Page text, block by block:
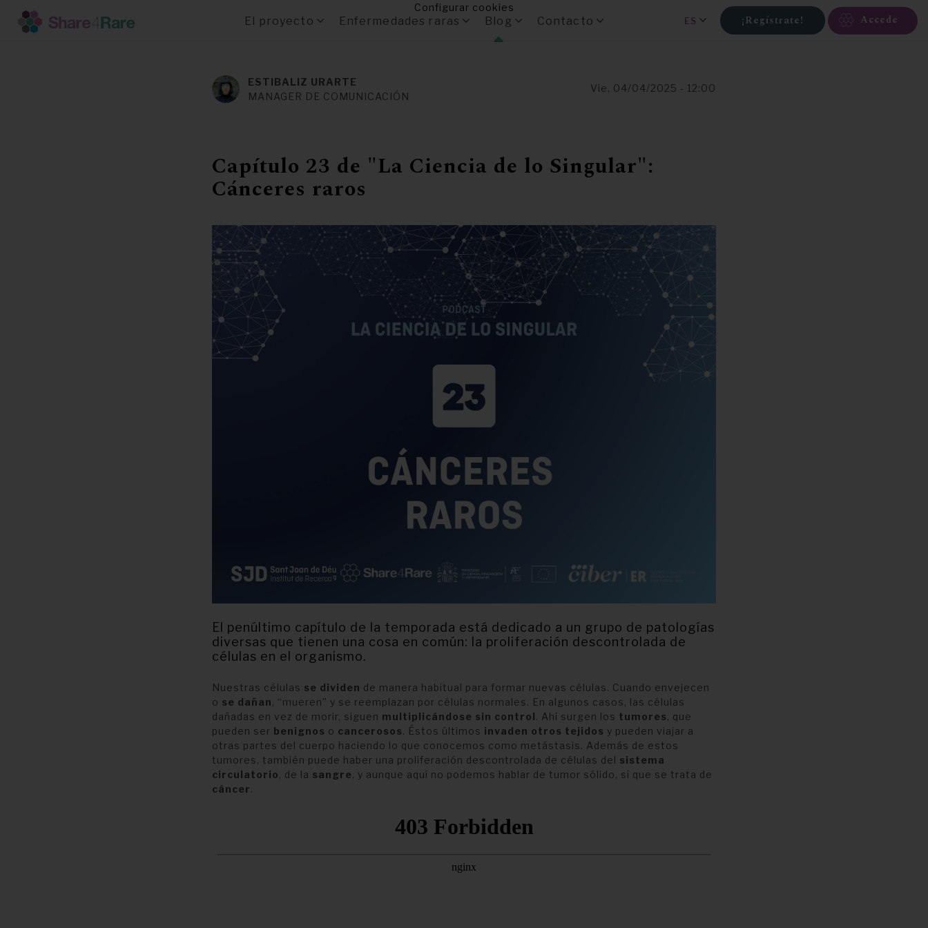
El proyecto Enfermedades raras Blog Contacto ¡Regístrate! Accede
ES
ESTIBALIZ URARTE
MANAGER DE COMUNICACIÓN
Vie, 04/04/2025 - 12:00
Capítulo 23 de "La Ciencia de lo Singular":
Cánceres raros
El penúltimo capítulo de la temporada está dedicado a un grupo de patologías
diversas que tienen una cosa en común: la proliferación descontrolada de
células en el organismo.
Nuestras células se dividen de manera habitual para formar nuevas células. Cuando envejecen
o se dañan, “mueren” y se reemplazan por células normales. En algunos casos, las células
dañadas en vez de morir, siguen multiplicándose sin control. Ahí surgen los tumores, que
pueden ser benignos o cancerosos. Éstos últimos invaden otros tejidos y pueden viajar a
otras partes del cuerpo haciendo lo que conocemos como metástasis. Además de estos
tumores, también puede haber una proliferación descontrolada de células del sistema
circulatorio, de la sangre, y aunque aquí no podemos hablar de tumor sólido, sí que se trata de
cáncer.
Configurar cookies